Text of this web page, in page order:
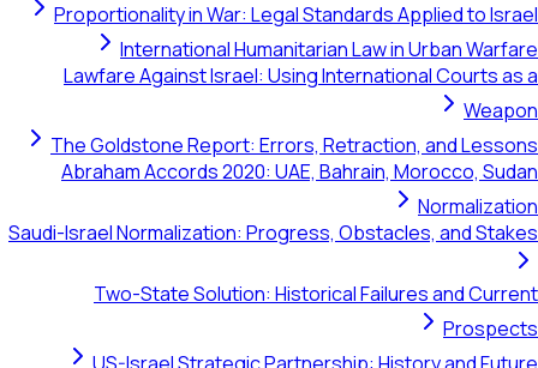
Proportionality in War: Legal Standards Applied to
International Humanitarian Law in Urban
Lawfare Against Israel: Using International Courts
The Goldstone Report: Errors, Retraction, and
Abraham Accords 2020: UAE, Bahrain, Morocco,
Saudi-Israel Normalization: Progress, Obstacles, and
Two-State Solution: Historical Failures and